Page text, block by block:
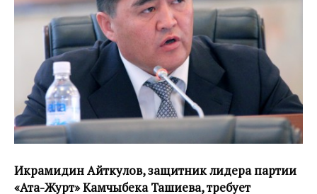
Икрамидин Айткулов, защитник лидера партии
«Ата-Журт» Камчыбека Ташиева, требует